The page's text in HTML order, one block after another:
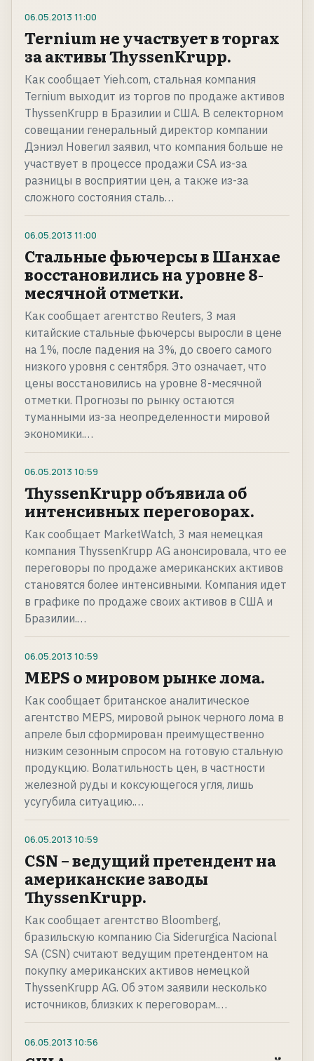
06.05.2013 11:00
Ternium не участвует в торгах
за активы ThyssenKrupp.
Как сообщает Yieh.com, стальная компания
Ternium выходит из торгов по продаже активов
ThyssenKrupp в Бразилии и США. В селекторном
совещании генеральный директор компании
Дэниэл Новегил заявил, что компания больше не
участвует в процессе продажи CSA из-за
разницы в восприятии цен, а также из-за
сложного состояния сталь…
06.05.2013 11:00
Стальные фьючерсы в Шанхае
восстановились на уровне 8-
месячной отметки.
Как сообщает агентство Reuters, 3 мая
китайские стальные фьючерсы выросли в цене
на 1%, после падения на 3%, до своего самого
низкого уровня с сентября. Это означает, что
цены восстановились на уровне 8-месячной
отметки. Прогнозы по рынку остаются
туманными из-за неопределенности мировой
экономики.…
06.05.2013 10:59
ThyssenKrupp объявила об
интенсивных переговорах.
Как сообщает MarketWatch, 3 мая немецкая
компания ThyssenKrupp AG анонсировала, что ее
переговоры по продаже американских активов
становятся более интенсивными. Компания идет
в графике по продаже своих активов в США и
Бразилии.…
06.05.2013 10:59
MEPS о мировом рынке лома.
Как сообщает британское аналитическое
агентство MEPS, мировой рынок черного лома в
апреле был сформирован преимущественно
низким сезонным спросом на готовую стальную
продукцию. Волатильность цен, в частности
железной руды и коксующегося угля, лишь
усугубила ситуацию.…
06.05.2013 10:59
CSN – ведущий претендент на
американские заводы
ThyssenKrupp.
Как сообщает агентство Bloomberg,
бразильскую компанию Cia Siderurgica Nacional
SA (СSN) считают ведущим претендентом на
покупку американских активов немецкой
ThyssenKrupp AG. Об этом заявили несколько
источников, близких к переговорам.…
06.05.2013 10:56